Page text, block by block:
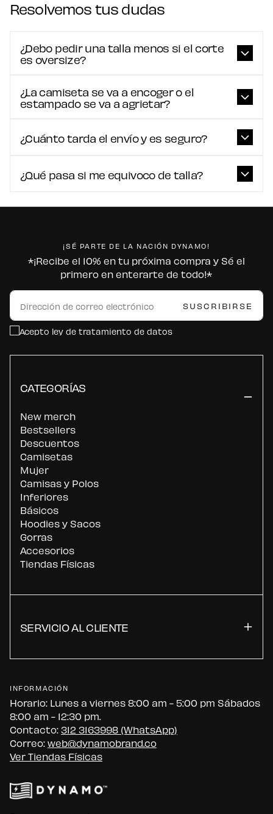
Resolvemos tus dudas
¿Debo pedir una talla menos si el corte
es oversize?
¿La camiseta se va a encoger o el
estampado se va a agrietar?
¿Cuánto tarda el envío y es seguro?
¿Qué pasa si me equivoco de talla?
¡SÉ PARTE DE LA NACIÓN DYNAMO!
*¡Recibe el 10% en tu próxima compra y Sé el
primero en enterarte de todo!*
CORREO
ELECTRÓNICO SUSCRIBIRSE
Acepto ley de tratamiento de datos
CATEGORÍAS
New merch
Bestsellers
Descuentos
Camisetas
Mujer
Camisas y Polos
Inferiores
Básicos
Hoodies y Sacos
Gorras
Accesorios
Tiendas Físicas
SERVICIO AL CLIENTE
INFORMACIÓN
Horario: Lunes a viernes 8:00 am - 5:00 pm Sábados
8:00 am - 12:30 pm.
Contacto:312 3163998 (WhatsApp)
Correo:web@dynamobrand.co
Ver Tiendas Físicas